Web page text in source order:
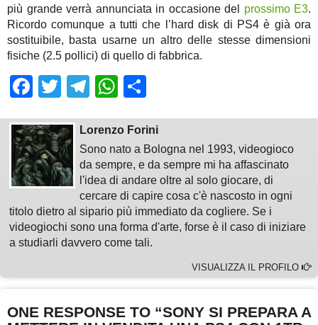
più grande verrà annunciata in occasione del prossimo E3.
Ricordo comunque a tutti che l’hard disk di PS4 è già ora
sostituibile, basta usarne un altro delle stesse dimensioni
fisiche (2.5 pollici) di quello di fabbrica.
Facebook
Twitter
Telegram
WhatsApp
Lorenzo Forini
Sono nato a Bologna nel 1993, videogioco
da sempre, e da sempre mi ha affascinato
l'idea di andare oltre al solo giocare, di
cercare di capire cosa c'è nascosto in ogni
titolo dietro al sipario più immediato da cogliere. Se i
videogiochi sono una forma d'arte, forse è il caso di iniziare
a studiarli davvero come tali.
VISUALIZZA IL PROFILO
ONE RESPONSE TO “SONY SI PREPARA A